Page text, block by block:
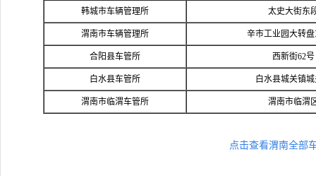
韩城市车辆管理所 太史大街东
渭南市车辆管理所 辛市工业园大转盘
合阳县车管所 西新街62号
白水县车管所 白水县城关镇
渭南市临渭车管所 渭南市临渭
点击查看渭南全部